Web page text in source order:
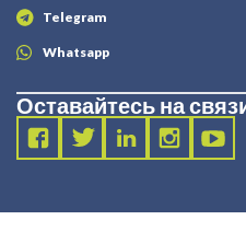
Telegram
Whatsapp
Оставайтесь на